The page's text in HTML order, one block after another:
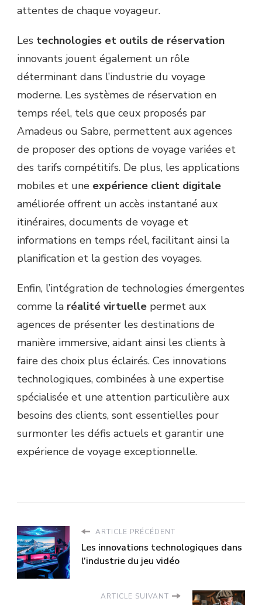
attentes de chaque voyageur.
Les technologies et outils de réservation
innovants jouent également un rôle
déterminant dans l’industrie du voyage
moderne. Les systèmes de réservation en
temps réel, tels que ceux proposés par
Amadeus ou Sabre, permettent aux agences
de proposer des options de voyage variées et
des tarifs compétitifs. De plus, les applications
mobiles et une expérience client digitale
améliorée offrent un accès instantané aux
itinéraires, documents de voyage et
informations en temps réel, facilitant ainsi la
planification et la gestion des voyages.
Enfin, l’intégration de technologies émergentes
comme la réalité virtuelle permet aux
agences de présenter les destinations de
manière immersive, aidant ainsi les clients à
faire des choix plus éclairés. Ces innovations
technologiques, combinées à une expertise
spécialisée et une attention particulière aux
besoins des clients, sont essentielles pour
surmonter les défis actuels et garantir une
expérience de voyage exceptionnelle.
ARTICLE PRÉCÉDENT
Les innovations technologiques dans
l’industrie du jeu vidéo
ARTICLE SUIVANT